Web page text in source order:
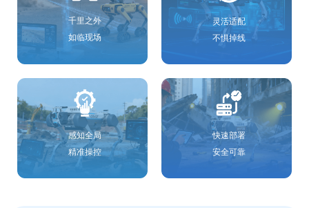
千里之外
如临现场
灵活适配
不惧掉线
感知全局
精准操控
快速部署
安全可靠